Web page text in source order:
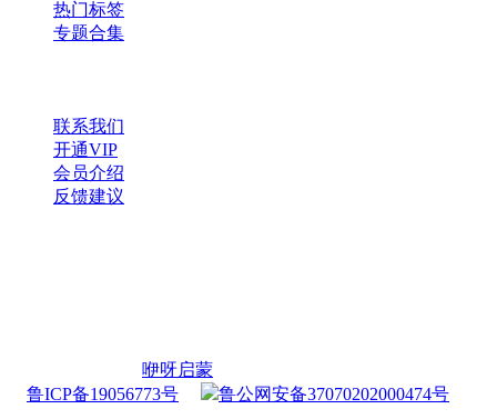
热门标签
专题合集
联系我们
开通VIP
会员介绍
反馈建议
咿呀启蒙
鲁ICP备19056773号
鲁公网安备37070202000474号